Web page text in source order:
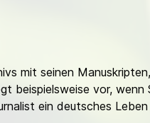
mit seinen
beispielsweise vor,
ein deutsches